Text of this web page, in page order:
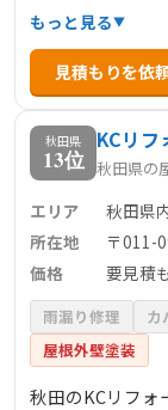
ーベスト・軽量
雨漏り修理・雪
全です。皆様の
を禁じ安全第一
もっと見る
見積もりを依
秋田県
13位
KCリフ
秋田県の
エリア
秋田県
所在地
〒011-
価格
要見積
雨漏り修理 カ
屋根外壁塗装
秋田のKCリフォ